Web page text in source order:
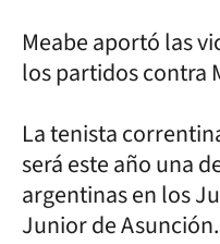
Meabe aportó las
los partidos contra
La tenista
será este año una
argentinas en los
Junior de Asunción.